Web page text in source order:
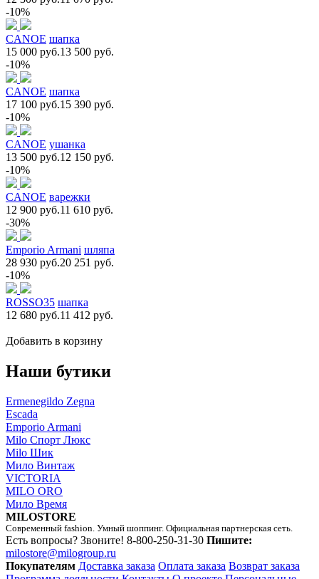
-10%
CANOE шапка
15 000 руб.13 500 руб.
-10%
CANOE шапка
17 100 руб.15 390 руб.
-10%
CANOE ушанка
13 500 руб.12 150 руб.
-10%
CANOE варежки
12 900 руб.11 610 руб.
-30%
Emporio Armani шляпа
28 930 руб.20 251 руб.
-10%
ROSSO35 шапка
12 680 руб.11 412 руб.
Добавить в корзину
Наши бутики
Ermenegildo Zegna
Escada
Emporio Armani
Milo Спорт Люкс
Milo Шик
Мило Винтаж
VICTORIA
MILO ORO
Мило Время
MILOSTORE
Современный fashion. Умный шоппинг. Официальная партнерская сеть.
Есть вопросы? Звоните! 8-800-250-31-30 Пишите:
milostore@milogroup.ru
Покупателям Доставка заказа Оплата заказа Возврат заказа